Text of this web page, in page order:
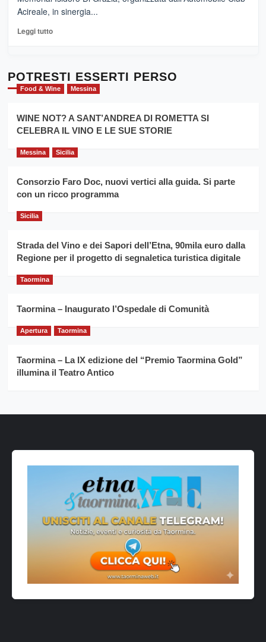
Pasta
–
Sicilia
l’
evento
per
la
filiera
grano
Acireale, in sinergia...
Leggi tuttoLeggi
Cronoscalata
Giarre
Montesalice
per
il
anno
Franco
Caruso
POTRESTI ESSERTI PERSO
Food & Wine Messina
WINE NOT? A SANT’ANDREA DI ROMETTA SI
CELEBRA IL VINO E LE SUE STORIE
Messina Sicilia
Consorzio Faro Doc, nuovi vertici alla guida. Si parte
con un ricco programma
Sicilia
Strada del Vino e dei Sapori dell’Etna, 90mila euro dalla
Regione per il progetto di segnaletica turistica digitale
Taormina
Taormina – Inaugurato l’Ospedale di Comunità
Apertura Taormina
Taormina – La IX edizione del “Premio Taormina Gold”
illumina il Teatro Antico